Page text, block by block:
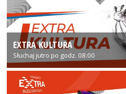
EXTRA KULTURA
Słuchaj jutro po godz. 08:00